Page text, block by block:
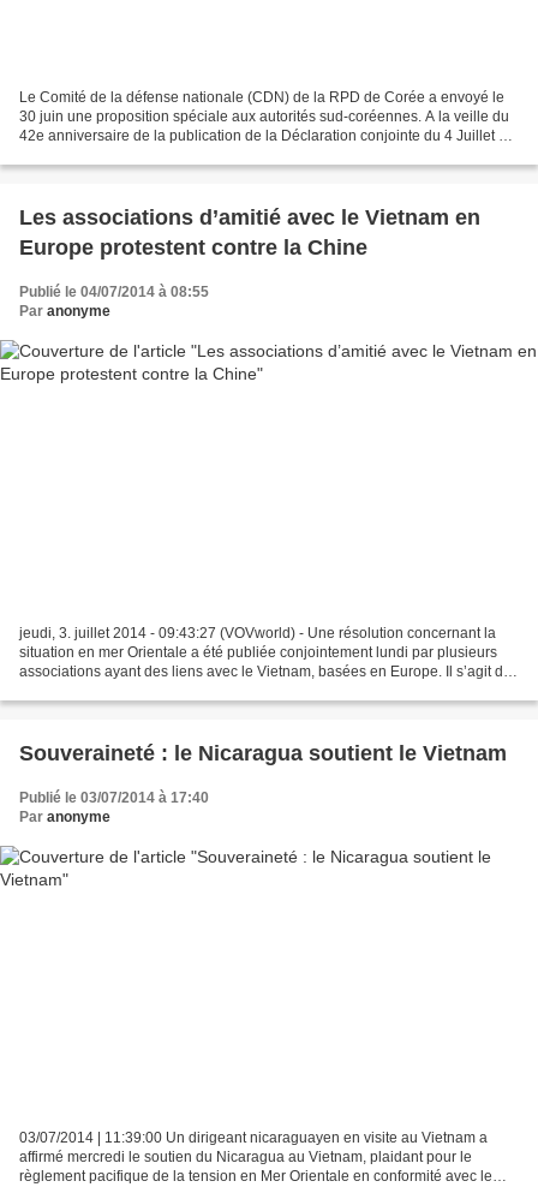
Le Comité de la défense nationale (CDN) de la RPD de Corée a envoyé le
30 juin une proposition spéciale aux autorités sud-coréennes. A la veille du
42e anniversaire de la publication de la Déclaration conjointe du 4 Juillet et
Les associations d’amitié avec le Vietnam en
Europe protestent contre la Chine
Publié le 04/07/2014 à 08:55
Par anonyme
jeudi, 3. juillet 2014 - 09:43:27 (VOVworld) - Une résolution concernant la
situation en mer Orientale a été publiée conjointement lundi par plusieurs
associations ayant des liens avec le Vietnam, basées en Europe. Il s’agit des
Souveraineté : le Nicaragua soutient le Vietnam
Publié le 03/07/2014 à 17:40
Par anonyme
03/07/2014 | 11:39:00 Un dirigeant nicaraguayen en visite au Vietnam a
affirmé mercredi le soutien du Nicaragua au Vietnam, plaidant pour le
règlement pacifique de la tension en Mer Orientale en conformité avec le